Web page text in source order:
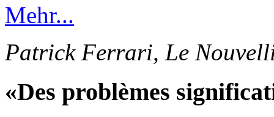
Mehr...
Patrick Ferrari, Le
«Des problèmes